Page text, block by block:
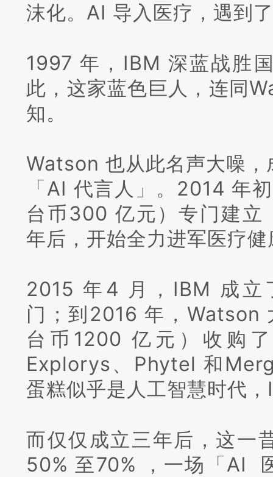
沫化。 AI 导入医疗，遇到
1997 年，IBM 深蓝战胜
此，这家蓝色巨人，连同
知。
Watson 也从此名声大噪
「AI 代言人」。 2014 年
台币300 亿元）专门建
年后，开始全力进军医疗
2015 年4 月，IBM 成
门； 到2016 年，Watson
台币1200 亿元）收购
Explorys、Phytel 和
蛋糕似乎是人工智慧时代
而仅仅成立三年后，这一
50% 至70% ，一场「AI